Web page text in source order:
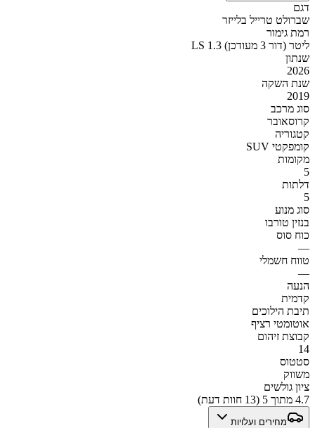
דגם
שברולט טרייל בלייזר
רמת גימור
LS 1.3 ליטר (דור 3 מעודכן)
שנתון
2026
שנת השקה
2019
סוג מרכב
קרוסאובר
קטגוריה
SUV קומפקטי
מקומות
5
דלתות
5
סוג מנוע
בנזין טורבו
כוח סוס
—
טווח חשמלי
—
הנעה
קדמית
תיבת הילוכים
אוטומטי רציף
קבוצת זיהום
14
סטטוס
משווק
ציון גולשים
4.7 מתוך 5 (13 חוות דעת)
מחירים ועלויות